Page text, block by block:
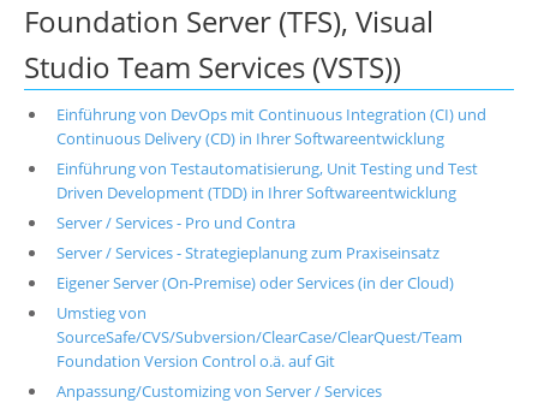
Foundation Server (TFS), Visual
Studio Team Services (VSTS))
Einführung von DevOps mit Continuous Integration (CI) und
Continuous Delivery (CD) in Ihrer Softwareentwicklung
Einführung von Testautomatisierung, Unit Testing und Test
Driven Development (TDD) in Ihrer Softwareentwicklung
Server / Services - Pro und Contra
Server / Services - Strategieplanung zum Praxiseinsatz
Eigener Server (On-Premise) oder Services (in der Cloud)
Umstieg von
SourceSafe/CVS/Subversion/ClearCase/ClearQuest/Team
Foundation Version Control o.ä. auf Git
Anpassung/Customizing von Server / Services